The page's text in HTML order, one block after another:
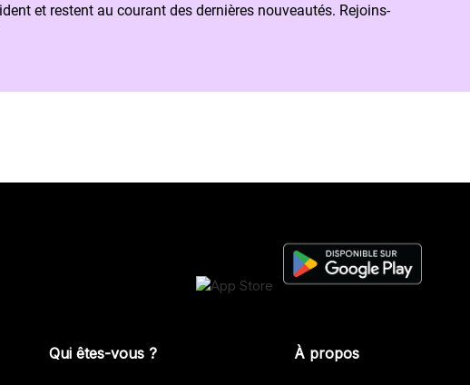
et restent au courant des dernières nouveautés. Rejoins-
Qui êtes-vous ? À propos